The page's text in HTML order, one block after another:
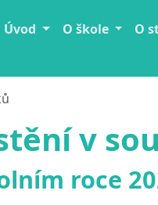
Úvod O škole O
v
roce